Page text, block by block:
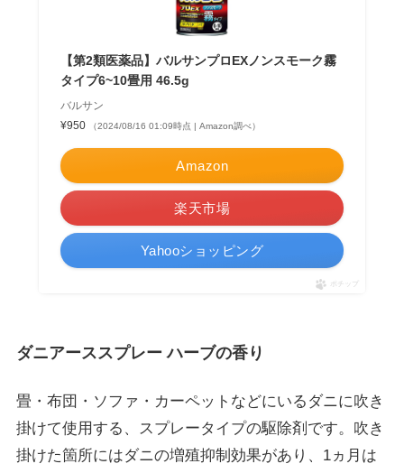
【第2類医薬品】バルサンプロEXノンスモーク霧
タイプ6~10畳用 46.5g
バルサン
¥950
（2024/08/16 01:09時点 | Amazon調べ）
Amazon
楽天市場
Yahooショッピング
ポチップ
ダニアーススプレー ハーブの香り
畳・布団・ソファ・カーペットなどにいるダニに吹き
掛けて使用する、スプレータイプの駆除剤です。吹き
掛けた箇所にはダニの増殖抑制効果があり、 1ヵ月は